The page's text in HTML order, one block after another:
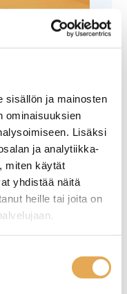
sisällön ja mainosten
ominaisuuksien
Lisäksi
ja analytiikka-
miten käytät
yhdistää näitä
heille tai joita on